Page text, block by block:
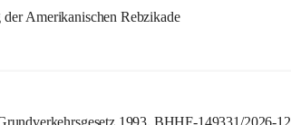
Amerikanischen Rebzikade
1993, BHHF-149331/2026-12